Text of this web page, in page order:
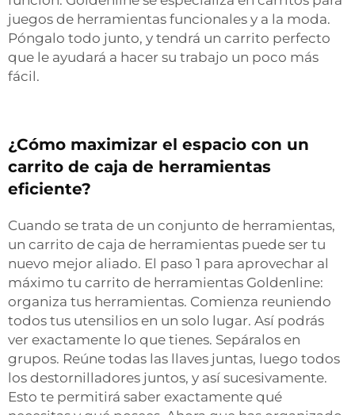
juegos de herramientas funcionales y a la moda.
Póngalo todo junto, y tendrá un carrito perfecto
que le ayudará a hacer su trabajo un poco más
fácil.
¿Cómo maximizar el espacio con un
carrito de caja de herramientas
eficiente?
Cuando se trata de un conjunto de herramientas,
un carrito de caja de herramientas puede ser tu
nuevo mejor aliado. El paso 1 para aprovechar al
máximo tu carrito de herramientas Goldenline:
organiza tus herramientas. Comienza reuniendo
todos tus utensilios en un solo lugar. Así podrás
ver exactamente lo que tienes. Sepáralos en
grupos. Reúne todas las llaves juntas, luego todos
los destornilladores juntos, y así sucesivamente.
Esto te permitirá saber exactamente qué